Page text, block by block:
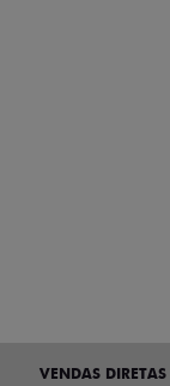
VENDAS DIRETAS